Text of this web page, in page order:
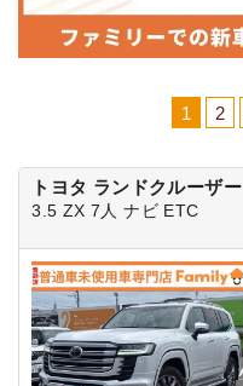
1 2
トヨタ ランドクルーザー
3.5 ZX 7人 ナビ ETC